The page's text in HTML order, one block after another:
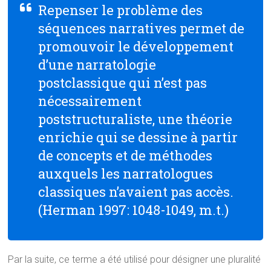
Repenser le problème des
séquences narratives permet de
promouvoir le développement
d’une narratologie
postclassique qui n’est pas
nécessairement
poststructuraliste, une théorie
enrichie qui se dessine à partir
de concepts et de méthodes
auxquels les narratologues
classiques n’avaient pas accès.
(Herman 1997: 1048-1049, m.t.)
Par la suite, ce terme a été utilisé pour désigner une pluralité